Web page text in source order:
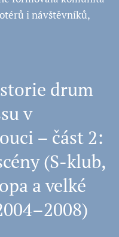
i návštěvníků,
drum
v
– část 2:
(S-klub,
a velké